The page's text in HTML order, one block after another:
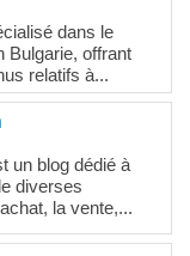
dans le
Bulgarie, offrant
relatifs à...
un blog dédié à
diverses
la vente,...